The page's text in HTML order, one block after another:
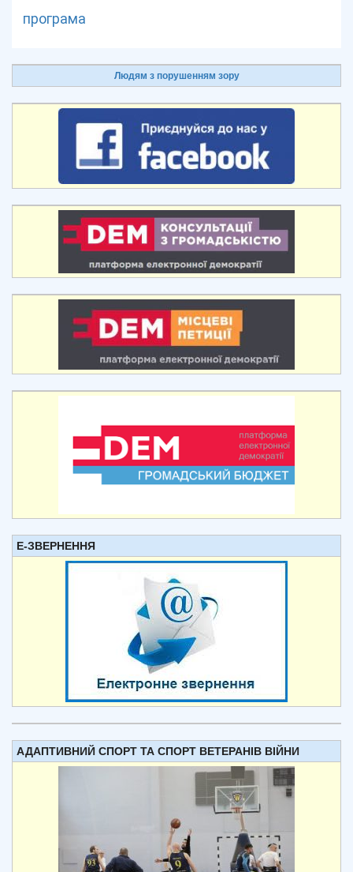
програма
Людям з порушенням зору
Е-ЗВЕРНЕННЯ
АДАПТИВНИЙ СПОРТ ТА СПОРТ ВЕТЕРАНІВ ВІЙНИ